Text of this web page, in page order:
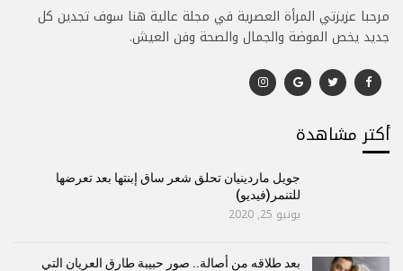
مرحبا عزيزتي المرأة العصرية في مجلة عالية هنا سوف تجدين كل
جديد يخص الموضة والجمال والصحة وفن العيش.
أكتر مشاهدة
جويل ماردينيان تحلق شعر ساق إبنتها بعد تعرضها
للتنمر(فيديو)
يونيو 25, 2020
بعد طلاقه من أصالة.. صور حبيبة طارق العريان التي